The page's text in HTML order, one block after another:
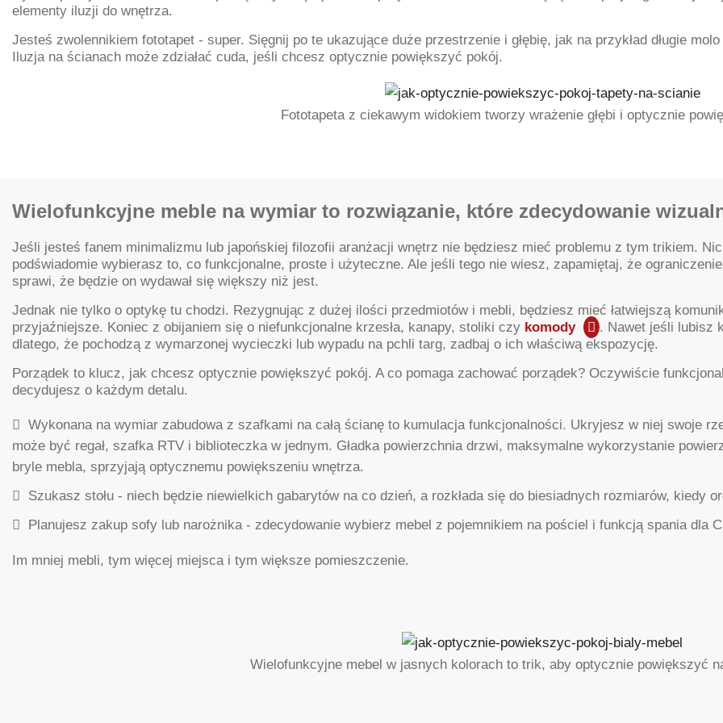
elementy iluzji do wnętrza.
Jesteś zwolennikiem fototapet - super. Sięgnij po te ukazujące duże przestrzenie i głębię, jak na przykład długie
Iluzja na ścianach może zdziałać cuda, jeśli chcesz optycznie powiększyć pokój.
Fototapeta z ciekawym widokiem tworzy wrażenie głębi i optycznie
Wielofunkcyjne meble na wymiar to rozwiązanie, które zdecydowanie
Jeśli jesteś fanem minimalizmu lub japońskiej filozofii aranżacji wnętrz nie będziesz mieć problemu z tym trikiem.
podświadomie wybierasz to, co funkcjonalne, proste i użyteczne. Ale jeśli tego nie wiesz, zapamiętaj, że
sprawi, że będzie on wydawał się większy niż jest.
Jednak nie tylko o optykę tu chodzi. Rezygnując z dużej ilości przedmiotów i mebli, będziesz mieć łatwiejszą
przyjaźniejsze. Koniec z obijaniem się o niefunkcjonalne krzesła, kanapy, stoliki czy komody
. Nawet jeśli lubisz
dlatego, że pochodzą z wymarzonej wycieczki lub wypadu na pchli targ, zadbaj o ich właściwą ekspozycję.
Porządek to klucz, jak chcesz optycznie powiększyć pokój. A co pomaga zachować porządek? Oczywiście
decydujesz o każdym detalu.
Wykonana na wymiar zabudowa z szafkami na całą ścianę to kumulacja funkcjonalności. Ukryjesz w niej swoje
może być regał, szafka RTV i biblioteczka w jednym. Gładka powierzchnia drzwi, maksymalne wykorzystanie
bryle mebla, sprzyjają optycznemu powiększeniu wnętrza.
Szukasz stołu - niech będzie niewielkich gabarytów na co dzień, a rozkłada się do biesiadnych rozmiarów, kiedy
Planujesz zakup sofy lub narożnika - zdecydowanie wybierz mebel z pojemnikiem na pościel i funkcją spania dla
Im mniej mebli, tym więcej miejsca i tym większe pomieszczenie.
Wielofunkcyjne mebel w jasnych kolorach to trik, aby optycznie powiększyć